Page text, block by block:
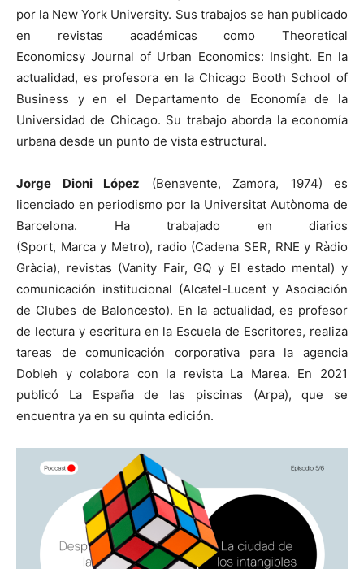
por la New York University. Sus trabajos se han publicado
en revistas académicas como Theoretical
Economicsy Journal of Urban Economics: Insight. En la
actualidad, es profesora en la Chicago Booth School of
Business y en el Departamento de Economía de la
Universidad de Chicago. Su trabajo aborda la economía
urbana desde un punto de vista estructural.
Jorge Dioni López (Benavente, Zamora, 1974) es
licenciado en periodismo por la Universitat Autònoma de
Barcelona. Ha trabajado en diarios
(Sport, Marca y Metro), radio (Cadena SER, RNE y Ràdio
Gràcia), revistas (Vanity Fair, GQ y El estado mental) y
comunicación institucional (Alcatel-Lucent y Asociación
de Clubes de Baloncesto). En la actualidad, es profesor
de lectura y escritura en la Escuela de Escritores, realiza
tareas de comunicación corporativa para la agencia
Dobleh y colabora con la revista La Marea. En 2021
publicó La España de las piscinas (Arpa), que se
encuentra ya en su quinta edición.